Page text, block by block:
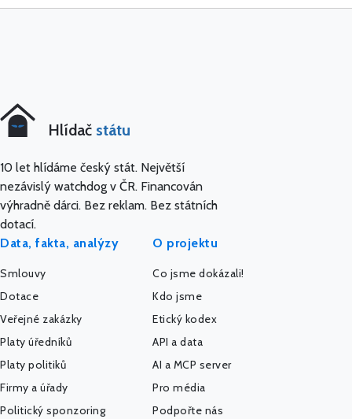
Hlídač státu
10 let hlídáme český stát. Největší
nezávislý watchdog v ČR. Financován
výhradně dárci. Bez reklam. Bez státních
dotací.
Data, fakta, analýzy
Smlouvy
Dotace
Veřejné zakázky
Platy úředníků
Platy politiků
Firmy a úřady
Politický sponzoring
O projektu
Co jsme dokázali!
Kdo jsme
Etický kodex
API a data
AI a MCP server
Pro média
Podpořte nás